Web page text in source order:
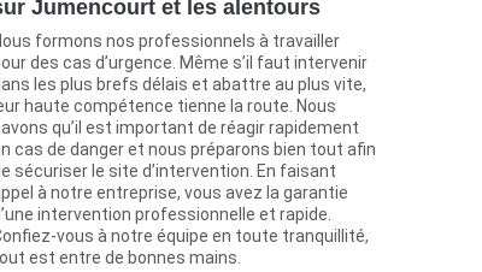
Jumencourt et les alentours
formons nos professionnels à travailler
des cas d’urgence. Même s’il faut intervenir
les plus brefs délais et abattre au plus vite,
haute compétence tienne la route. Nous
qu’il est important de réagir rapidement
cas de danger et nous préparons bien tout afin
sécuriser le site d’intervention. En faisant
à notre entreprise, vous avez la garantie
intervention professionnelle et rapide.
vous à notre équipe en toute tranquillité,
est entre de bonnes mains.